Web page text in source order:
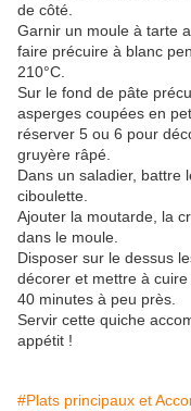
de côté.
Garnir un moule à tarte
faire précuire à blanc
210°C.
Sur le fond de pâte
asperges coupées en
réserver 5 ou 6 pour
gruyère râpé.
Dans un saladier, battre
ciboulette.
Ajouter la moutarde, la
dans le moule.
Disposer sur le dessus
décorer et mettre à
40 minutes à peu près.
Servir cette quiche
appétit !
#Plats principaux et